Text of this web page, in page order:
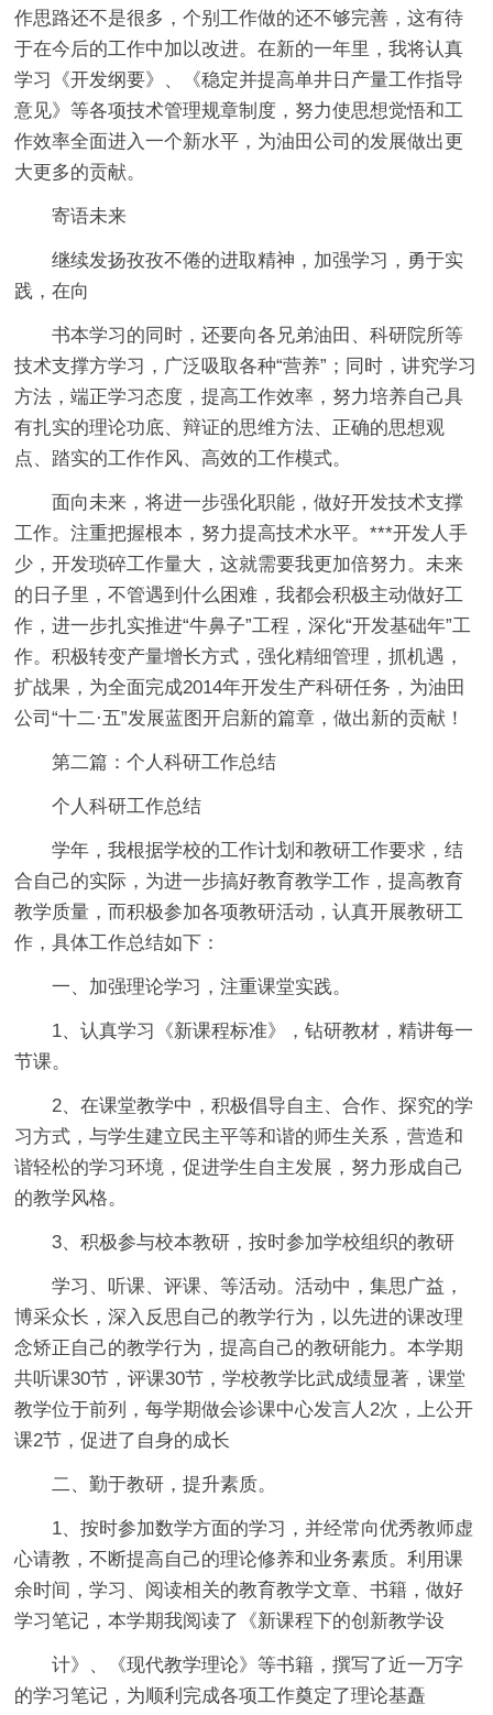
作思路还不是很多，个别工作做的还不够完善，这有待
于在今后的工作中加以改进。在新的一年里，我将认真
学习《开发纲要》、《稳定并提高单井日产量工作指导
意见》等各项技术管理规章制度，努力使思想觉悟和工
作效率全面进入一个新水平，为油田公司的发展做出更
大更多的贡献。
寄语未来
继续发扬孜孜不倦的进取精神，加强学习，勇于实
践，在向
书本学习的同时，还要向各兄弟油田、科研院所等
技术支撑方学习，广泛吸取各种“营养”；同时，讲究学习
方法，端正学习态度，提高工作效率，努力培养自己具
有扎实的理论功底、辩证的思维方法、正确的思想观
点、踏实的工作作风、高效的工作模式。
面向未来，将进一步强化职能，做好开发技术支撑
工作。注重把握根本，努力提高技术水平。***开发人手
少，开发琐碎工作量大，这就需要我更加倍努力。未来
的日子里，不管遇到什么困难，我都会积极主动做好工
作，进一步扎实推进“牛鼻子”工程，深化“开发基础年”工
作。积极转变产量增长方式，强化精细管理，抓机遇，
扩战果，为全面完成2014年开发生产科研任务，为油田
公司“十二·五”发展蓝图开启新的篇章，做出新的贡献！
第二篇：个人科研工作总结
个人科研工作总结
学年，我根据学校的工作计划和教研工作要求，结
合自己的实际，为进一步搞好教育教学工作，提高教育
教学质量，而积极参加各项教研活动，认真开展教研工
作，具体工作总结如下：
一、加强理论学习，注重课堂实践。
1、认真学习《新课程标准》，钻研教材，精讲每一
节课。
2、在课堂教学中，积极倡导自主、合作、探究的学
习方式，与学生建立民主平等和谐的师生关系，营造和
谐轻松的学习环境，促进学生自主发展，努力形成自己
的教学风格。
3、积极参与校本教研，按时参加学校组织的教研
学习、听课、评课、等活动。活动中，集思广益，
博采众长，深入反思自己的教学行为，以先进的课改理
念矫正自己的教学行为，提高自己的教研能力。本学期
共听课30节，评课30节，学校教学比武成绩显著，课堂
教学位于前列，每学期做会诊课中心发言人2次，上公开
课2节，促进了自身的成长
二、勤于教研，提升素质。
1、按时参加数学方面的学习，并经常向优秀教师虚
心请教，不断提高自己的理论修养和业务素质。利用课
余时间，学习、阅读相关的教育教学文章、书籍，做好
学习笔记，本学期我阅读了《新课程下的创新教学设
计》、《现代教学理论》等书籍，撰写了近一万字
的学习笔记，为顺利完成各项工作奠定了理论基矗